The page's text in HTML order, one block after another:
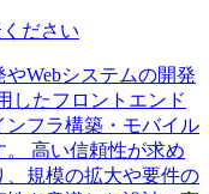
ださい
Webシステムの開発
したフロントエンド
ンフラ構築・モバイル
高い信頼性が求め
、規模の拡大や要件の